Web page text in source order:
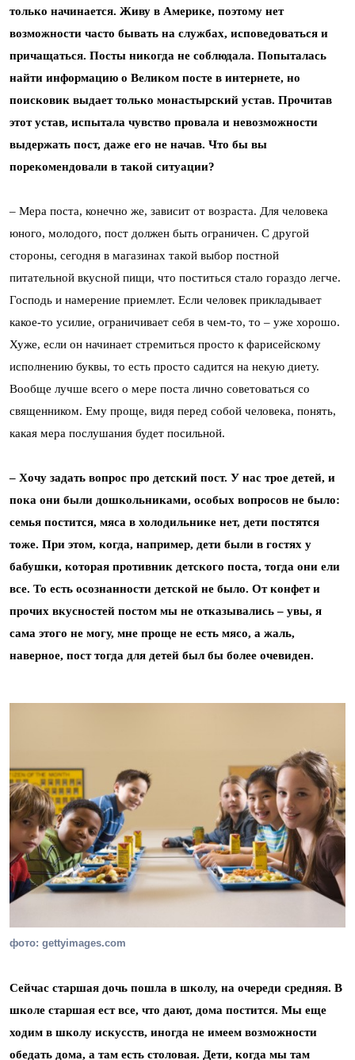
только начинается. Живу в Америке, поэтому нет
возможности часто бывать на службах, исповедоваться и
причащаться. Посты никогда не соблюдала. Попыталась
найти информацию о Великом посте в интернете, но
поисковик выдает только монастырский устав. Прочитав
этот устав, испытала чувство провала и невозможности
выдержать пост, даже его не начав. Что бы вы
порекомендовали в такой ситуации?
– Мера поста, конечно же, зависит от возраста. Для человека
юного, молодого, пост должен быть ограничен. С другой
стороны, сегодня в магазинах такой выбор постной
питательной вкусной пищи, что поститься стало гораздо легче.
Господь и намерение приемлет. Если человек прикладывает
какое-то усилие, ограничивает себя в чем-то, то – уже хорошо.
Хуже, если он начинает стремиться просто к фарисейскому
исполнению буквы, то есть просто садится на некую диету.
Вообще лучше всего о мере поста лично советоваться со
священником. Ему проще, видя перед собой человека, понять,
какая мера послушания будет посильной.
– Хочу задать вопрос про детский пост. У нас трое детей, и
пока они были дошкольниками, особых вопросов не было:
семья постится, мяса в холодильнике нет, дети постятся
тоже. При этом, когда, например, дети были в гостях у
бабушки, которая противник детского поста, тогда они ели
все. То есть осознанности детской не было. От конфет и
прочих вкусностей постом мы не отказывались – увы, я
сама этого не могу, мне проще не есть мясо, а жаль,
наверное, пост тогда для детей был бы более очевиден.
фото: gettyimages.com
Сейчас старшая дочь пошла в школу, на очереди средняя. В
школе старшая ест все, что дают, дома постится. Мы еще
ходим в школу искусств, иногда не имеем возможности
обедать дома, а там есть столовая. Дети, когда мы там